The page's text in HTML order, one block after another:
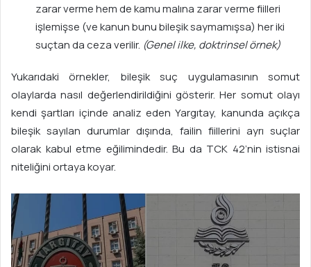
zarar verme hem de kamu malına zarar verme fiilleri
işlemişse (ve kanun bunu bileşik saymamışsa) her iki
suçtan da ceza verilir. (Genel ilke, doktrinsel örnek)
Yukarıdaki örnekler, bileşik suç uygulamasının somut
olaylarda nasıl değerlendirildiğini gösterir. Her somut olayı
kendi şartları içinde analiz eden Yargıtay, kanunda açıkça
bileşik sayılan durumlar dışında, failin fiillerini ayrı suçlar
olarak kabul etme eğilimindedir. Bu da TCK 42’nin istisnai
niteliğini ortaya koyar.